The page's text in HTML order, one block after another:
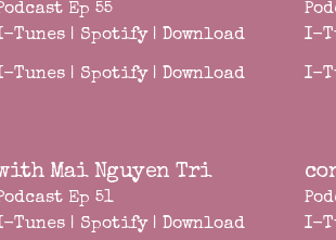
Ep 55
Tunes | Spotify| Download
Tunes | Spotify| Download
I-
I-
Mai Nguyen Tri
Ep 51
Tunes | Spotify| Download
I-